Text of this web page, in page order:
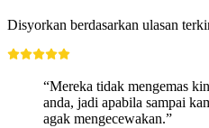
Disyorkan berdasarkan ulasan
“Mereka tidak mengemas
anda, jadi apabila sampai
agak mengecewakan.”